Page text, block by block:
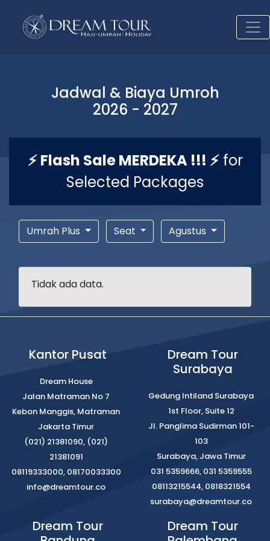
Jadwal & Biaya Umroh
2026 - 2027
⚡ Flash Sale MERDEKA !!! ⚡for
Selected Packages
Umrah Plus Seat Agustus
Tidak ada data.
Kantor Pusat
Dream House
Jalan Matraman No 7
Kebon Manggis, Matraman
Jakarta Timur
(021) 21381090, (021)
21381091
08119333000, 08170033300
info@dreamtour.co
Dream Tour
Surabaya
Gedung Intiland Surabaya
1st Floor, Suite 12
Jl. Panglima Sudirman 101-
103
Surabaya, Jawa Timur
031 5359666, 031 5359555
08113215544, 0818321554
surabaya@dreamtour.co
Dream Tour
Dream Tour